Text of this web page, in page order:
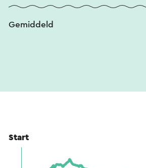
Gemiddeld
Start